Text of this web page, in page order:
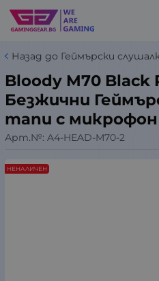
Назад до Геймърски
Bloody M70 Black
Безжични
тапи с микрофон
Арт.№: A4-HEAD-M70-2
НЕНАЛИЧЕН